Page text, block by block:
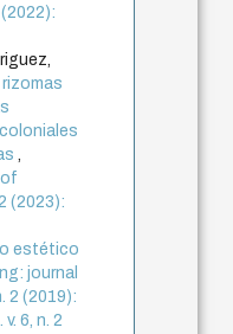
,
(2023):
estético
journal
2 (2019):
6, n. 2